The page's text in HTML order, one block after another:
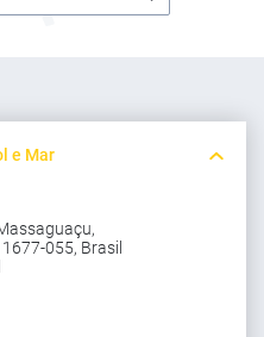
e Mar
055, Brasil